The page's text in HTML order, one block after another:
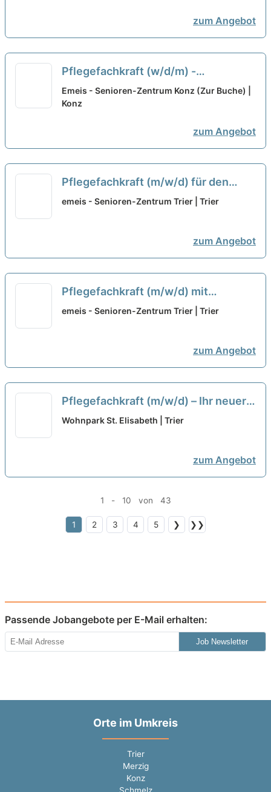
zum Angebot
Pflegefachkraft (w/d/m) -
Wertschätzung für Deine Arbeit! neu
Emeis - Senioren-Zentrum Konz (Zur Buche) |
Konz
zum Angebot
Pflegefachkraft (m/w/d) für den
Tagdienst - Hilf uns unseren
emeis - Senioren-Zentrum Trier | Trier
zum Angebot
Pflegefachkraft (m/w/d) mit
Zusatzqualifikation
unseren Bewohner:innen ein
emeis - Senioren-Zentrum Trier | Trier
zum Angebot
Pflegefachkraft (m/w/d) – Ihr neuer
Arbeitsplatz in einem eingespielten
Wohnpark St. Elisabeth | Trier
zum Angebot
1 - 10 von 43
1 2 3 4 5 ❯ ❯❯
Passende Jobangebote per E-Mail erhalten:
Job Newsletter
Orte im Umkreis
Trier
Merzig
Konz